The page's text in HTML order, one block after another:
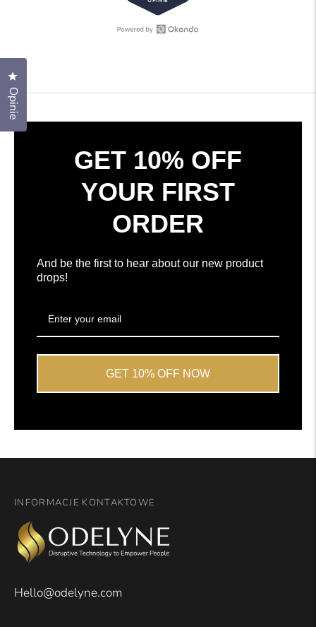
4.7
z
5
w
oknie
ze
4.7
na
5
według
opinii
Okendo
GET 10% OFF
YOUR FIRST
ORDER
And be the first to hear about our new product
drops!
GET 10% OFF NOW
INFORMACJE KONTAKTOWE
Hello@odelyne.com
Opinie
Kliknij, aby otworzyć okno dialogowe opinii